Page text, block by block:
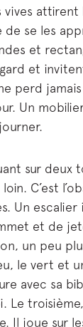
vives
se les
et
et
perd
Un
sur deux
C’est
Un
et de
un peu
le vert et
avec sa
Le
Il joue sur